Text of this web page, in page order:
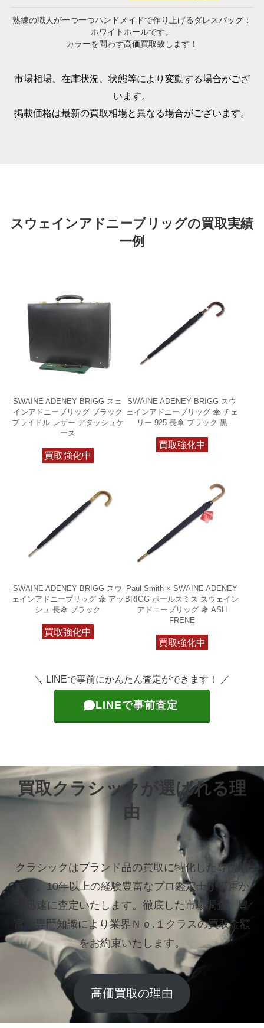
熟練の職人が一つ一つハンドメイドで作り上げるダレスバッグ：
ホワイトホールです。
カラーを問わず高価買取致します！
市場相場、在庫状況、状態等により変動する場合がござ
います。
掲載価格は最新の買取相場と異なる場合がございます。
スウェインアドニーブリッグの買取実績
一例
SWAINE ADENEY BRIGG スェ
インアドニーブリッグ ブラック
ブライドル レザー アタッシュケ
ース
買取強化中
SWAINE ADENEY BRIGG スウ
ェインアドニーブリッグ 傘 チェ
リー 925 長傘 ブラック 黒
買取強化中
SWAINE ADENEY BRIGG スウ
ェインアドニーブリッグ 傘 アッ
シュ 長傘 ブラック
買取強化中
Paul Smith × SWAINE ADENEY
BRIGG ポールスミス スウェイン
アドニーブリッグ 傘 ASH
FRENE
買取強化中
＼ LINEで事前にかんたん査定ができます！ ／
LINEで事前査定
買取クラシックが選ばれる理
由
クラシックはブランド品の買取に特化した専門店
です。10年以上の経験豊富なプロ鑑定士が丁重か
つ迅速に査定いたします。 徹底した市場調査、豊
富な専門知識により業界Ｎｏ.１クラスの買取金額
をお約束いたします。
高価買取の理由